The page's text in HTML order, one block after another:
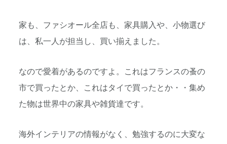
家も、ファシオール全店も、家具購入や、小物選び
は、私一人が担当し、買い揃えました。
なので愛着があるのですよ。これはフランスの蚤の
市で買ったとか、これはタイで買ったとか・・集め
た物は世界中の家具や雑貨達です。
海外インテリアの情報がなく、勉強するのに大変な